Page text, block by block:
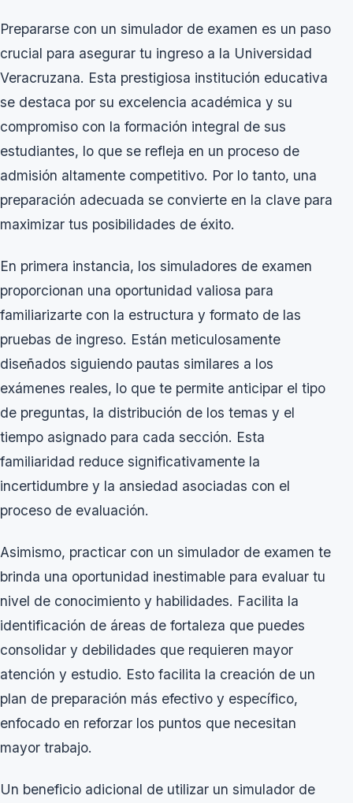
Prepararse con un simulador de examen es un paso
crucial para asegurar tu ingreso a la Universidad
Veracruzana. Esta prestigiosa institución educativa
se destaca por su excelencia académica y su
compromiso con la formación integral de sus
estudiantes, lo que se refleja en un proceso de
admisión altamente competitivo. Por lo tanto, una
preparación adecuada se convierte en la clave para
maximizar tus posibilidades de éxito.
En primera instancia, los simuladores de examen
proporcionan una oportunidad valiosa para
familiarizarte con la estructura y formato de las
pruebas de ingreso. Están meticulosamente
diseñados siguiendo pautas similares a los
exámenes reales, lo que te permite anticipar el tipo
de preguntas, la distribución de los temas y el
tiempo asignado para cada sección. Esta
familiaridad reduce significativamente la
incertidumbre y la ansiedad asociadas con el
proceso de evaluación.
Asimismo, practicar con un simulador de examen te
brinda una oportunidad inestimable para evaluar tu
nivel de conocimiento y habilidades. Facilita la
identificación de áreas de fortaleza que puedes
consolidar y debilidades que requieren mayor
atención y estudio. Esto facilita la creación de un
plan de preparación más efectivo y específico,
enfocado en reforzar los puntos que necesitan
mayor trabajo.
Un beneficio adicional de utilizar un simulador de